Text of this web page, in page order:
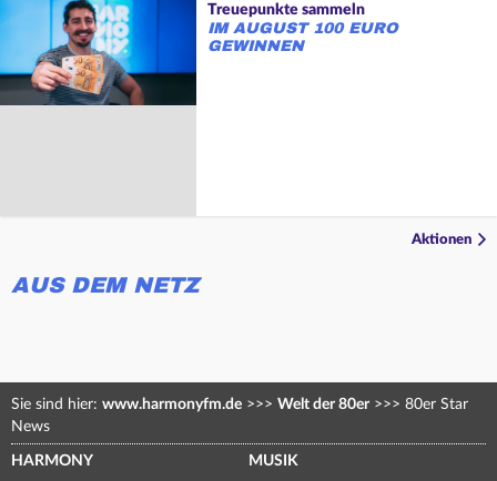
Treuepunkte sammeln
IM AUGUST 100 EURO
GEWINNEN
Aktionen
AUS DEM NETZ
Sie sind hier: www.harmonyfm.de >>> Welt der 80er >>> 80er Star
News
HARMONY MUSIK